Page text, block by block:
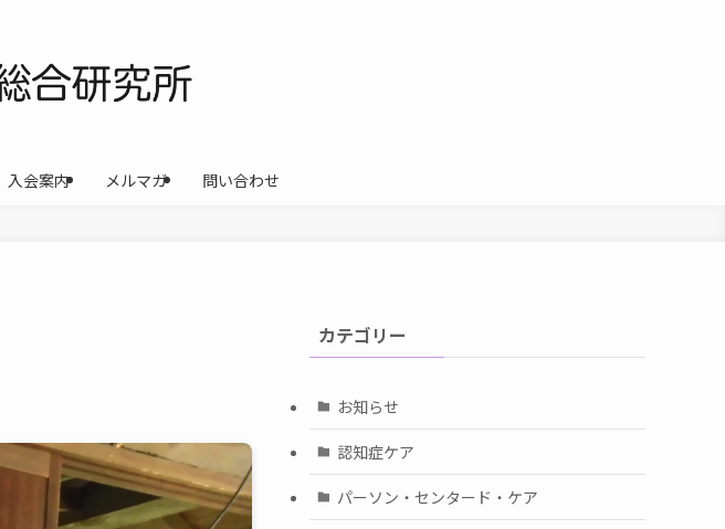
入会案内 メルマガ 問い合わせ
カテゴリー
お知らせ
認知症ケア
パーソン・センタード・ケア